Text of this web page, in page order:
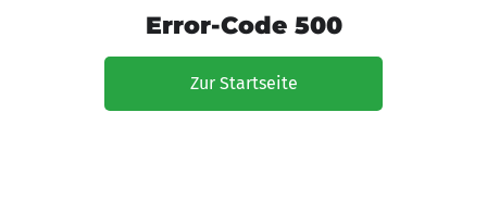
Error-Code 500
Zur Startseite